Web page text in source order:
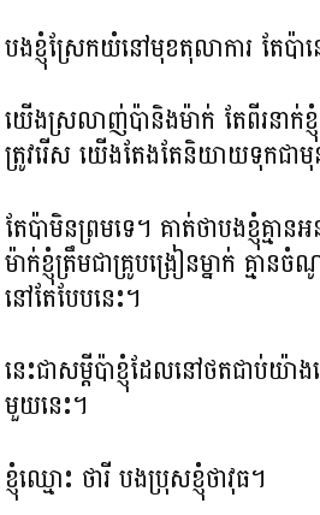
បងខ្ញុំស្រែកយំនៅមុខតុលាការ តែប៉
យើងស្រលាញ់ប៉ានិងម៉ាក់ តែពីរនាក់
ត្រូវរើស យើងតែងតែនិយាយទុកជា
តែប៉ាមិនព្រមទេ​។ គាត់ថាបងខ្ញុំគ្មា
ម៉ាក់ខ្ញុំត្រឹមជាគ្រូបង្រៀនម្នាក់ គ្ម
នៅតែបែបនេះ។
នេះជាសម្តីប៉ាខ្ញុំដែលនៅថតជាប់យ៉ាង
មួយនេះ។
ខ្ញុំឈ្មោះ ថារី បងប្រុសខ្ញុំថាវុធ។